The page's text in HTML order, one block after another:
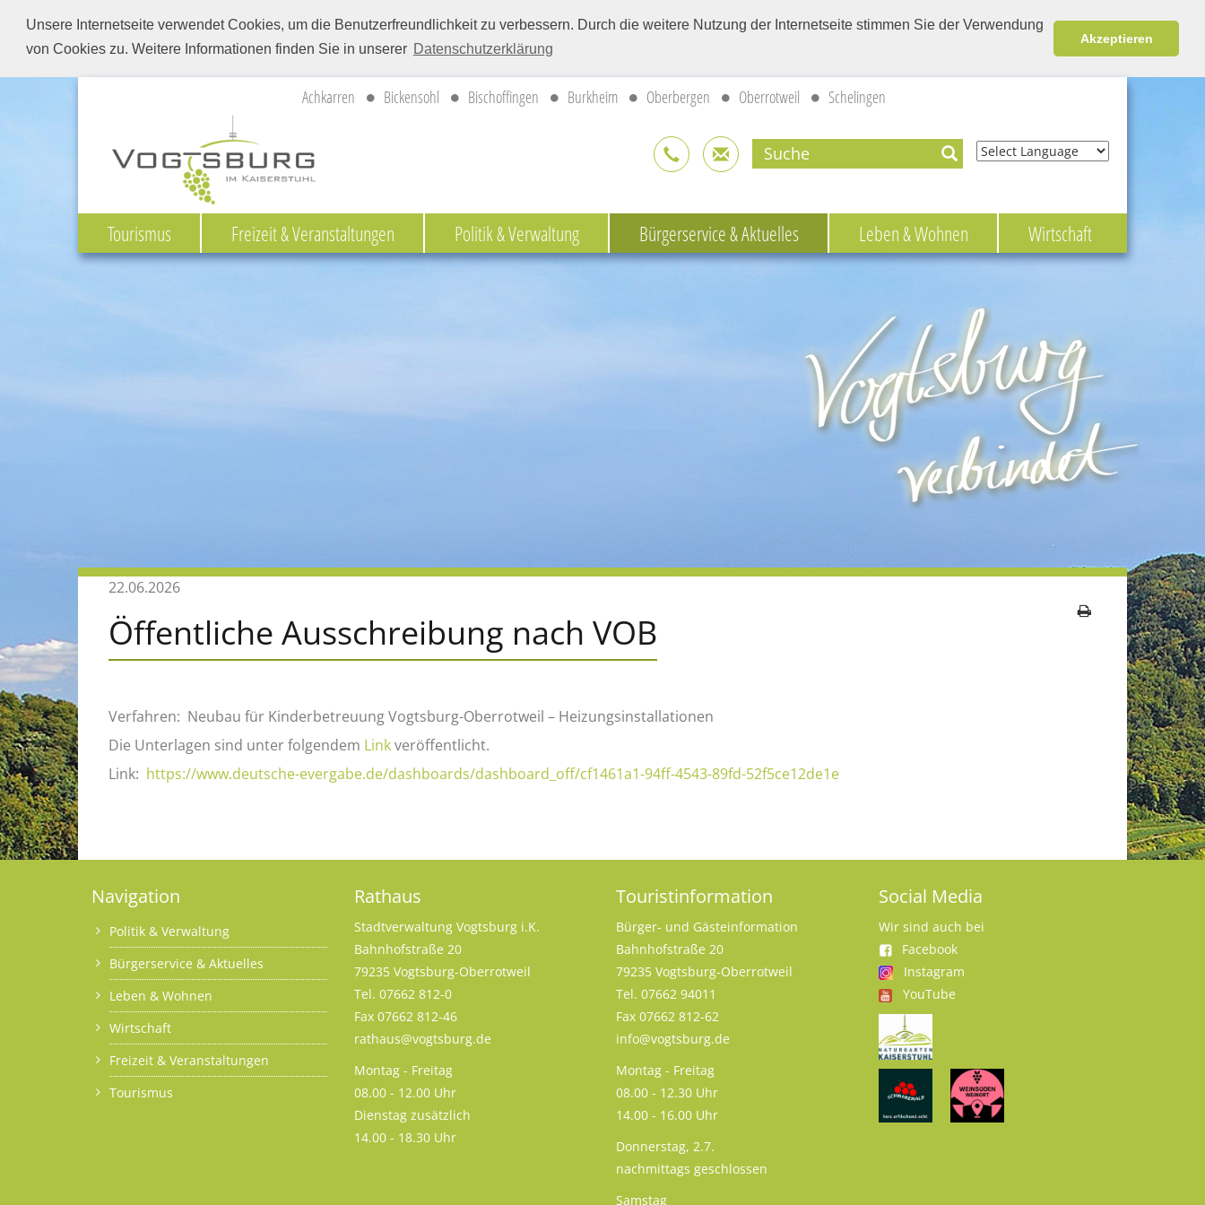
Unsere Internetseite verwendet Cookies, um die Benutzerfreundlichkeit zu verbessern. Durch die weitere Nutzung der Internetseite stimmen Sie der Verwendung
von Cookies zu. Weitere Informationen finden Sie in unserer Datenschutzerklärung
Akzeptieren
Achkarren Bickensohl Bischoffingen Burkheim Oberbergen Oberrotweil Schelingen
Tourismus Freizeit & Veranstaltungen Politik & Verwaltung Bürgerservice & Aktuelles Leben & Wohnen Wirtschaft
22.06.2026
Öffentliche Ausschreibung nach VOB
Verfahren: Neubau für Kinderbetreuung Vogtsburg-Oberrotweil – Heizungsinstallationen
Die Unterlagen sind unter folgendem Linkveröffentlicht.
Link: https://www.deutsche-evergabe.de/dashboards/dashboard_off/cf1461a1-94ff-4543-89fd-52f5ce12de1e
Navigation
Politik & Verwaltung
Bürgerservice & Aktuelles
Leben & Wohnen
Wirtschaft
Freizeit & Veranstaltungen
Tourismus
Rathaus
Stadtverwaltung Vogtsburg i.K.
Bahnhofstraße 20
79235 Vogtsburg-Oberrotweil
Tel. 07662 812-0
Fax 07662 812-46
rathaus@vogtsburg.de
Montag - Freitag
08.00 - 12.00 Uhr
Dienstag zusätzlich
14.00 - 18.30 Uhr
Touristinformation
Bürger- und Gästeinformation
Bahnhofstraße 20
79235 Vogtsburg-Oberrotweil
Tel. 07662 94011
Fax 07662 812-62
info@vogtsburg.de
Montag - Freitag
08.00 - 12.30 Uhr
14.00 - 16.00 Uhr
Donnerstag, 2.7.
nachmittags geschlossen
Samstag
Social Media
Wir sind auch bei
Facebook
Instagram
YouTube